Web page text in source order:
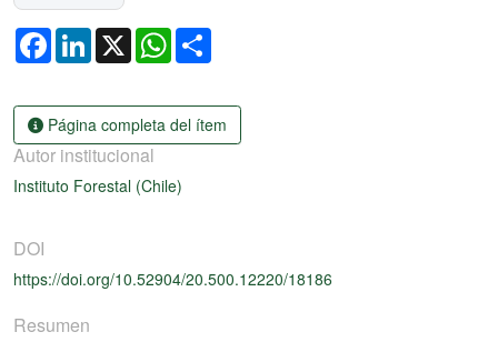
FacebookLinkedIn
X WhatsApp
Página completa del ítem
Autor institucional
Instituto Forestal (Chile)
DOI
https://doi.org/10.52904/20.500.12220/18186
Resumen